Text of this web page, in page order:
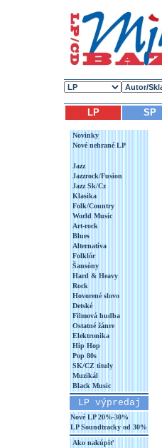
LP SP
Novinky
Nové nehrané LP
Jazz
Jazzrock/Fusion
Jazz Sk/Cz
Klasika
Folk/Country
World Music
Art-rock
Blues
Alternatíva
Folklór
Šansóny
Hard & Heavy
Rock
Hovorené slovo
Detské
Filmová hudba
Ostatné žánre
Elektronika
Hip Hop
Pop 80s
SK/CZ tituly
Muzikál
Black Music
LP výpredaj
Nové LP 20%-30%
LP Soundtracky od 30%
Ako nakúpiť